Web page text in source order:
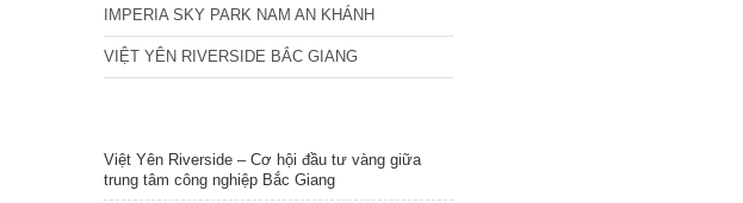
IMPERIA SKY PARK NAM AN KHÁNH
VIỆT YÊN RIVERSIDE BẮC GIANG
Việt Yên Riverside – Cơ hội đầu tư vàng giữa
trung tâm công nghiệp Bắc Giang